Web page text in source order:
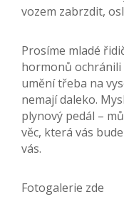
vozem zabrzdit,
Prosíme mladé
hormonů ochránili
umění třeba na
nemají daleko.
plynový pedál –
věc, která vás
vás.
Fotogalerie zde